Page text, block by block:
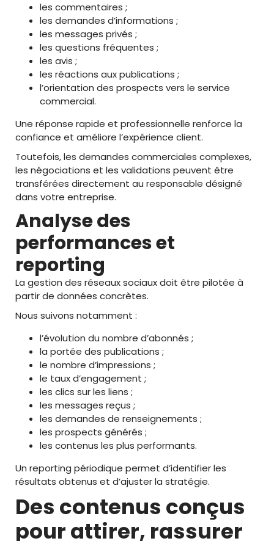
les commentaires ;
les demandes d’informations ;
les messages privés ;
les questions fréquentes ;
les avis ;
les réactions aux publications ;
l’orientation des prospects vers le service
commercial.
Une réponse rapide et professionnelle renforce la
confiance et améliore l’expérience client.
Toutefois, les demandes commerciales complexes,
les négociations et les validations peuvent être
transférées directement au responsable désigné
dans votre entreprise.
Analyse des
performances et
reporting
La gestion des réseaux sociaux doit être pilotée à
partir de données concrètes.
Nous suivons notamment :
l’évolution du nombre d’abonnés ;
la portée des publications ;
le nombre d’impressions ;
le taux d’engagement ;
les clics sur les liens ;
les messages reçus ;
les demandes de renseignements ;
les prospects générés ;
les contenus les plus performants.
Un reporting périodique permet d’identifier les
résultats obtenus et d’ajuster la stratégie.
Des contenus conçus
pour attirer, rassurer